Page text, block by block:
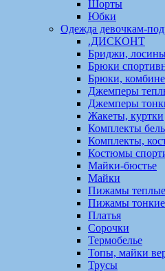
Шорты
Юбки
Одежда девочкам-
.ДИСКОНТ
Бриджи,
Брюки
Брюки,
Джемперы
Джемперы
Жакеты, куртки
Комплекты
Комплекты,
Костюмы
Майки-бюстье
Майки
Пижамы теплые
Пижамы тонкие
Платья
Сорочки
Термобелье
Топы, майки
Трусы